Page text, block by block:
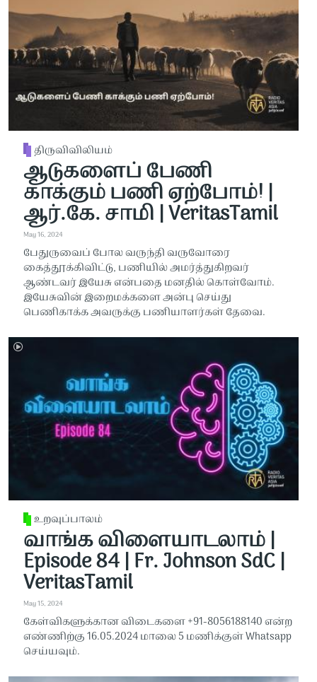
திருவிவிலியம்
ஆடுகளைப் பேணி
காக்கும் பணி ஏற்போம்! |
ஆர்.கே. சாமி | VeritasTamil
May 16, 2024
பேதுருவைப் போல வருந்தி வருவோரை
கைத்தூக்கிவிட்டு, பணியில் அமர்த்துகிறவர்
ஆண்டவர் இயேசு என்பதை மனதில் கொள்வோம்.
இயேசுவின் இறைமக்களை அன்பு செய்து
பெணிகாக்க அவருக்கு பணியாளர்கள் தேவை.
உறவுப்பாலம்
வாங்க விளையாடலாம் |
Episode 84 | Fr. Johnson SdC |
VeritasTamil
May 15, 2024
கேள்விகளுக்கான விடைகளை +91-8056188140 என்ற
எண்ணிற்கு 16.05.2024 மாலை 5 மணிக்குள் Whatsapp
செய்யவும்.